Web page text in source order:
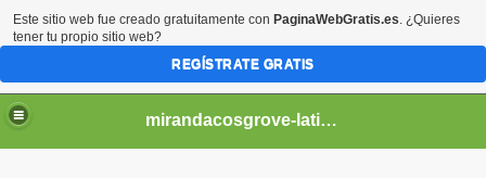
mirandacosgrove-latino
Este sitio web fue creado gratuitamente con PaginaWebGratis.es. ¿Quieres
tener tu propio sitio web?
REGÍSTRATE GRATIS